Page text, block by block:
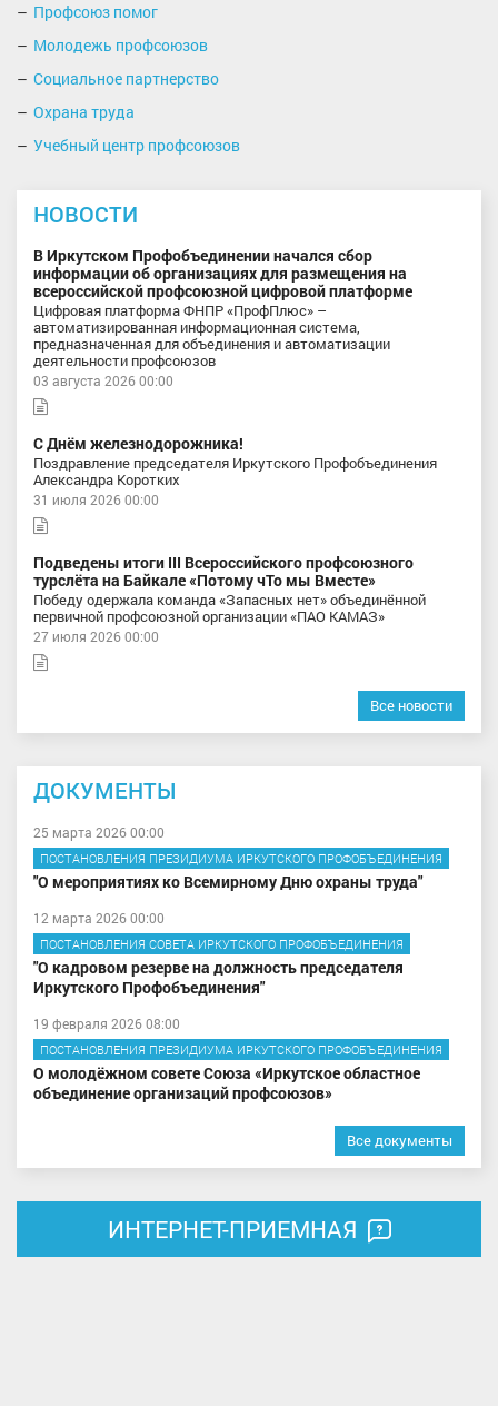
Профсоюз помог
Молодежь профсоюзов
Социальное партнерство
Охрана труда
Учебный центр профсоюзов
НОВОСТИ
В Иркутском Профобъединении начался сбор
информации об организациях для размещения на
всероссийской профсоюзной цифровой платформе
Цифровая платформа ФНПР «ПрофПлюс» –
автоматизированная информационная система,
предназначенная для объединения и автоматизации
деятельности профсоюзов
03 августа 2026 00:00
С Днём железнодорожника!
Поздравление председателя Иркутского Профобъединения
Александра Коротких
31 июля 2026 00:00
Подведены итоги III Всероссийского профсоюзного
турслёта на Байкале «Потому чТо мы Вместе»
Победу одержала команда «Запасных нет» объединённой
первичной профсоюзной организации «ПАО КАМАЗ»
27 июля 2026 00:00
Все новости
ДОКУМЕНТЫ
25 марта 2026 00:00
ПОСТАНОВЛЕНИЯ ПРЕЗИДИУМА ИРКУТСКОГО ПРОФОБЪЕДИНЕНИЯ
"О мероприятиях ко Всемирному Дню охраны труда"
12 марта 2026 00:00
ПОСТАНОВЛЕНИЯ СОВЕТА ИРКУТСКОГО ПРОФОБЪЕДИНЕНИЯ
"О кадровом резерве на должность председателя
Иркутского Профобъединения"
19 февраля 2026 08:00
ПОСТАНОВЛЕНИЯ ПРЕЗИДИУМА ИРКУТСКОГО ПРОФОБЪЕДИНЕНИЯ
О молодёжном совете Союза «Иркутское областное
объединение организаций профсоюзов»
Все документы
ИНТЕРНЕТ-ПРИЕМНАЯ